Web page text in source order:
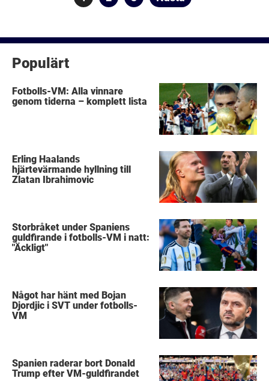
Populärt
Fotbolls-VM: Alla vinnare
genom tiderna – komplett lista
Erling Haalands
hjärtevärmande hyllning till
Zlatan Ibrahimovic
Storbråket under Spaniens
guldfirande i fotbolls-VM i natt:
"Äckligt"
Något har hänt med Bojan
Djordjic i SVT under fotbolls-
VM
Spanien raderar bort Donald
Trump efter VM-guldfirandet